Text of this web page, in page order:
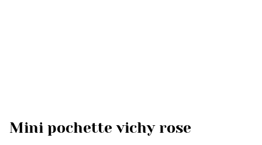
Mini pochette vichy rose